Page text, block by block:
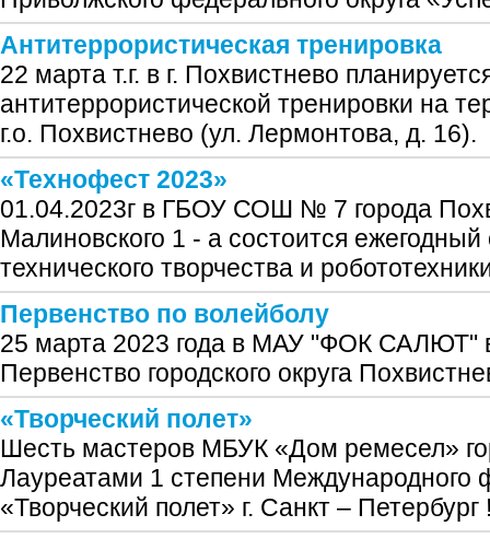
Антитеррористическая тренировка
22 марта т.г. в г. Похвистнево
антитеррористической тренировки на
г.о. Похвистнево (ул. Лермонтова, д. 16).
«Технофест 2023»
01.04.2023г в ГБОУ СОШ № 7 города
Малиновского 1 - а состоится
технического творчества и
Первенство по волейболу
25 марта 2023 года в МАУ "ФОК САЛЮТ"
Первенство городского округа
«Творческий полет»
Шесть мастеров МБУК «Дом ремесел»
Лауреатами 1 степени Международного
«Творческий полет» г. Санкт – Петербург